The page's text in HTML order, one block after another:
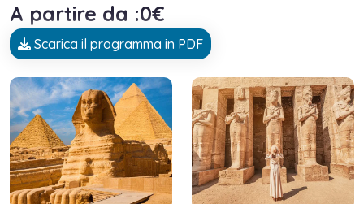
A partire da :0€
Scarica il programma in PDF